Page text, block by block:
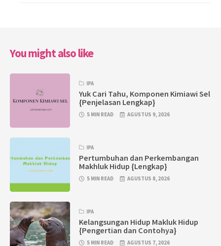
You might also like
IPA
Yuk Cari Tahu, Komponen Kimiawi Sel
{Penjelasan Lengkap}
5 MIN READ AGUSTUS 9, 2026
IPA
Pertumbuhan dan Perkembangan
Makhluk Hidup {Lengkap}
5 MIN READ AGUSTUS 8, 2026
IPA
Kelangsungan Hidup Makluk Hidup
{Pengertian dan Contohya}
5 MIN READ AGUSTUS 7, 2026